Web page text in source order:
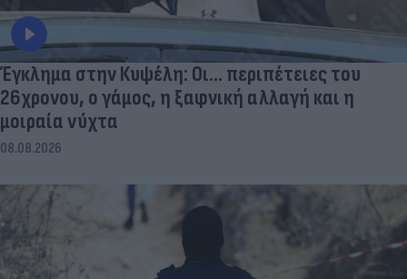
Έγκλημα στην Κυψέλη: Οι... περιπέτειες του
26χρονου, ο γάμος, η ξαφνική αλλαγή και η
μοιραία νύχτα
08.08.2026